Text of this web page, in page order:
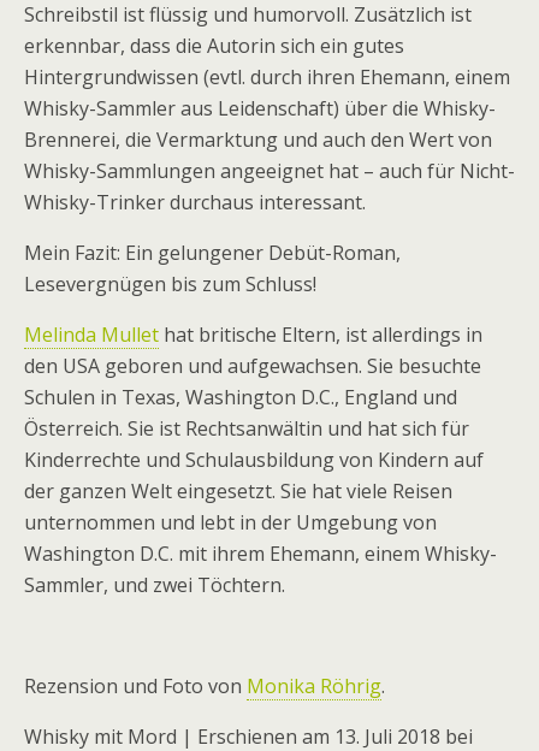
Schreibstil ist flüssig und humorvoll. Zusätzlich ist
erkennbar, dass die Autorin sich ein gutes
Hintergrundwissen (evtl. durch ihren Ehemann, einem
Whisky-Sammler aus Leidenschaft) über die Whisky-
Brennerei, die Vermarktung und auch den Wert von
Whisky-Sammlungen angeeignet hat – auch für Nicht-
Whisky-Trinker durchaus interessant.
Mein Fazit: Ein gelungener Debüt-Roman,
Lesevergnügen bis zum Schluss!
Melinda Mullet hat britische Eltern, ist allerdings in
den USA geboren und aufgewachsen. Sie besuchte
Schulen in Texas, Washington D.C., England und
Österreich. Sie ist Rechtsanwältin und hat sich für
Kinderrechte und Schulausbildung von Kindern auf
der ganzen Welt eingesetzt. Sie hat viele Reisen
unternommen und lebt in der Umgebung von
Washington D.C. mit ihrem Ehemann, einem Whisky-
Sammler, und zwei Töchtern.
Rezension und Foto von Monika Röhrig.
Whisky mit Mord | Erschienen am 13. Juli 2018 bei